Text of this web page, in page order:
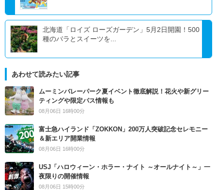
北海道「ロイズ ローズガーデン」5月2日開園！500
種のバラとスイーツを...
あわせて読みたい記事
ムーミンバレーパーク夏イベント徹底解説！花火や新グリー
ティングや限定パス情報も
08月06日 16時00分
富士急ハイランド「ZOKKON」200万人突破記念セレモニー
＆新エリア開業情報
08月06日 16時00分
USJ「ハロウィーン・ホラー・ナイト ～オールナイト～」一
夜限りの開催情報
08月06日 15時00分